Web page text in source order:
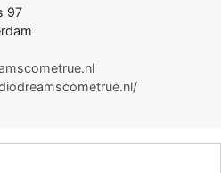
97